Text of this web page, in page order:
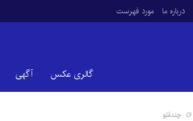
درباره ما مورد فهرست
گالری عکس آگهی
چندقلو